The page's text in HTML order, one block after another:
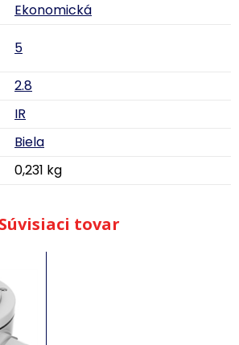
Ekonomická
5
2.8
IR
Biela
0,231 kg
Súvisiaci tovar